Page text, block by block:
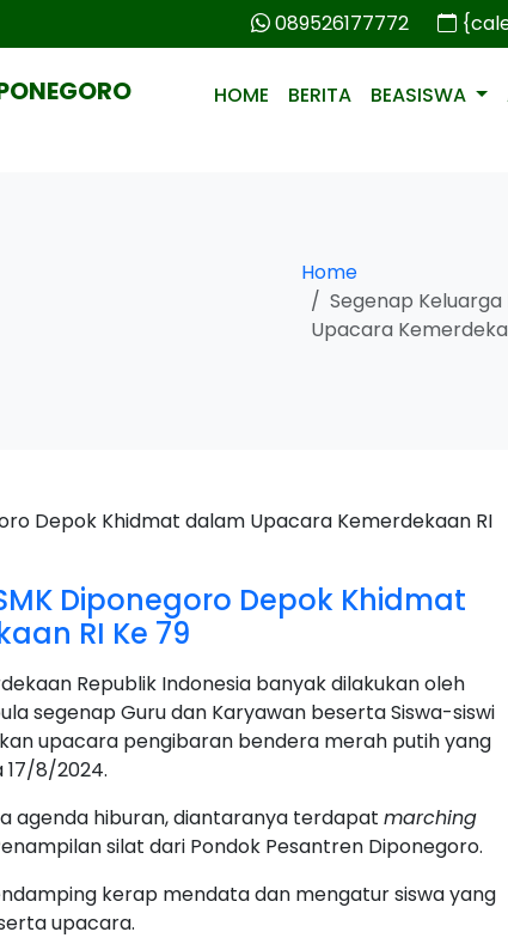
089526177772
HOME BERITA BEASISWA
Home
Segenap
Upacara
Diponegoro Depok Khidmat
RI Ke 79
Republik Indonesia banyak dilakukan oleh
segenap Guru dan Karyawan beserta Siswa-siswi
upacara pengibaran bendera merah putih yang
17/8/2024.
agenda hiburan, diantaranya terdapat marching
silat dari Pondok Pesantren Diponegoro.
kerap mendata dan mengatur siswa yang
upacara.